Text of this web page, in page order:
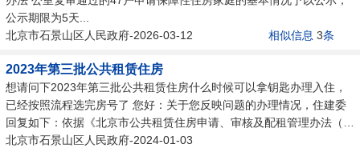
公示期限为5天...
北京市石景山区人民政府-2026-03-12
相似信息 3条
2023年第三批公共租赁住房
想请问下2023年第三批公共租赁住房什么时候可以拿钥匙办理入住，
已经按照流程选完房号了 您好：关于您反映问题的办理情况，住建委
回复如下：依据《北京市公共租赁住房申请、审核及配租管理办法（京
建法...
北京市石景山区人民政府-2024-01-03